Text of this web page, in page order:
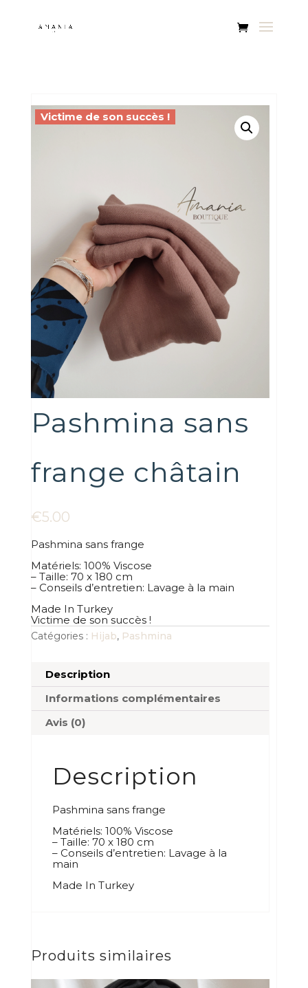
Victime de son succès !
Pashmina sans
frange châtain
€5.00
Pashmina sans frange
Matériels: 100% Viscose
– Taille: 70 x 180 cm
– Conseils d’entretien: Lavage à la main
Made In Turkey
Victime de son succès !
Catégories : Hijab, Pashmina
Description
Informations complémentaires
Avis (0)
Description
Pashmina sans frange
Matériels: 100% Viscose
– Taille: 70 x 180 cm
– Conseils d’entretien: Lavage à la
main
Made In Turkey
Produits similaires